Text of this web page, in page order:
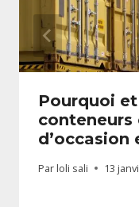
Pourquoi
d’occasion
Parloli sali 13